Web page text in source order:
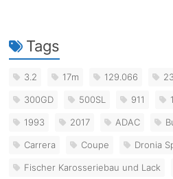
Tags
3.2 17m 129.066
300GD 500SL 911
1993 2017 ADAC
Carrera Coupe Dronia
Fischer Karosseriebau und Lack